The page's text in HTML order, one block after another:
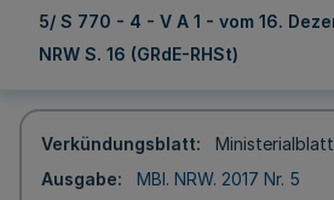
5/ S 770 - 4 - V A 1 - vom 16.
NRW S. 16 (GRdE-RHSt)
Verkündungsblatt
Ministerialblatt
Ausgabe
MBl. NRW. 2017 Nr. 5